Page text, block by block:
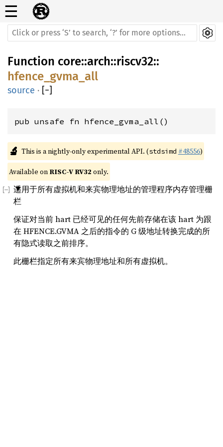
☰
Function core::arch::riscv32::
hfence_gvma_all
source · [−]
pub unsafe fn hfence_gvma_all()
🔬 This is a nightly-only experimental API. (stdsimd #48556)
Available on RISC-V RV32 only.
适用于所有虚拟机和来宾物理地址的管理程序内存管理栅
栏
保证对当前 hart 已经可见的任何先前存储在该 hart 为跟
在 HFENCE.GVMA 之后的指令的 G 级地址转换完成的所
有隐式读取之前排序。
此栅栏指定所有来宾物理地址和所有虚拟机。